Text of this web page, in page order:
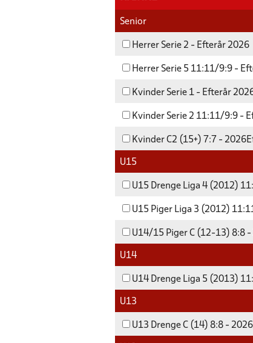
Senior
Herrer Serie 2 - Efterår 2026
Herrer Serie 5 11:11/9:9 -
Kvinder Serie 1 - Efterår
Kvinder Serie 2 11:11/9:9 -
Kvinder C2 (15+) 7:7 -
U15
U15 Drenge Liga 4 (2012)
U15 Piger Liga 3 (2012)
U14/15 Piger C (12-13) 8:8
U14
U14 Drenge Liga 5 (2013)
U13
U13 Drenge C (14) 8:8 -